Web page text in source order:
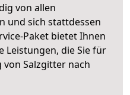
von allen
und sich stattdessen
Paket bietet Ihnen
Leistungen, die Sie für
Salzgitter nach